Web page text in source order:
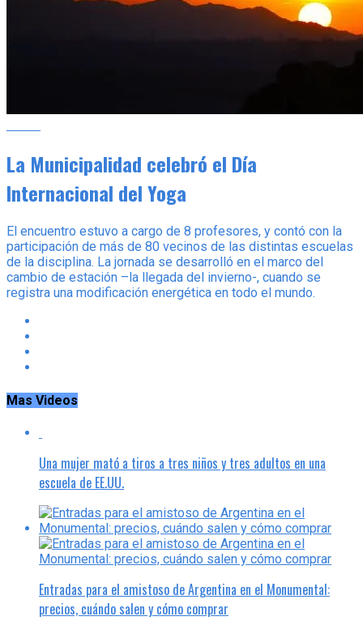
La Municipalidad celebró el Día
Internacional del Yoga
El encuentro estuvo a cargo de 8 profesores, y contó con la
participación de más de 80 vecinos de las distintas escuelas
de la disciplina. La jornada se desarrolló en el marco del
cambio de estación –la llegada del invierno-, cuando se
registra una modificación energética en todo el mundo.
Mas Videos
Una mujer mató a tiros a tres niños y tres adultos en una
escuela de EE.UU.
Entradas para el amistoso de Argentina en el Monumental:
precios, cuándo salen y cómo comprar